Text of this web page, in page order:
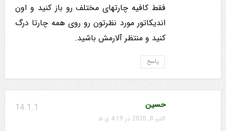
فقط کافیه چارتهای مختلف رو باز کنید و اون
اندیکاتور مورد نظرتون رو روی همه چارتا درگ
کنید و منتظر آلارمش باشید.
پاسخ
14.1.1 حسین
اکتبر 8, 2020 در 4:19 ق.ظ